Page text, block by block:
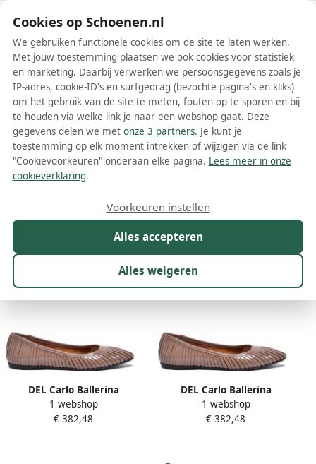
Schoenen.nl
Wis filters Alle filters
Bruine Del Carlo schoenen
Meer lezen
Kleur 1
45 resultaten:
DEL Carlo Ballerina
1 webshop
€ 382,48
DEL Carlo Ballerina
1 webshop
€ 382,48
Cookies op Schoenen.nl
We gebruiken functionele cookies om de site te laten werken.
Met jouw toestemming plaatsen we ook cookies voor statistiek
en marketing. Daarbij verwerken we persoonsgegevens zoals je
IP-adres, cookie-ID's en surfgedrag (bezochte pagina's en kliks)
om het gebruik van de site te meten, fouten op te sporen en bij
te houden via welke link je naar een webshop gaat. Deze
gegevens delen we met onze 3 partners. Je kunt je
toestemming op elk moment intrekken of wijzigen via de link
"Cookievoorkeuren" onderaan elke pagina. Lees meer in onze
cookieverklaring.
Alles accepteren
Alles weigeren
Voorkeuren instellen